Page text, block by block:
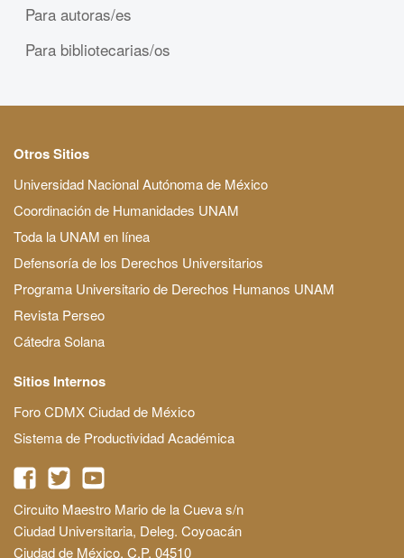
Para autoras/es
Para bibliotecarias/os
Otros Sitios
Universidad Nacional Autónoma de México
Coordinación de Humanidades UNAM
Toda la UNAM en línea
Defensoría de los Derechos Universitarios
Programa Universitario de Derechos Humanos UNAM
Revista Perseo
Cátedra Solana
Sitios Internos
Foro CDMX Ciudad de México
Sistema de Productividad Académica
Circuito Maestro Mario de la Cueva s/n
Ciudad Universitaria, Deleg. Coyoacán
Ciudad de México, C.P. 04510